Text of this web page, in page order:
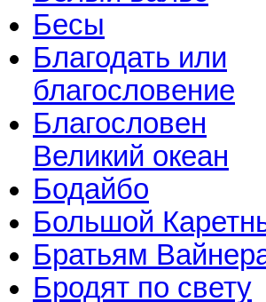
Бесы
Благодать или
благословение
Благословен
Великий океан
Бодайбо
Большой
Братьям
Бродят по свету